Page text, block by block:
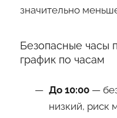
значительно
Безопасные часы
график по часам
До 10:00 —
низкий, риск